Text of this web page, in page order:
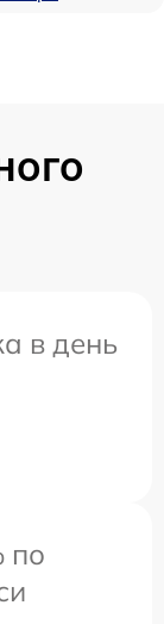
в день
по